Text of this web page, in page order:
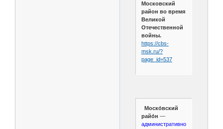
Московский
район во время
Великой
Отечественной
войны.
https://cbs-
msk.ru/?
page_id=537
Моско́вский
райо́н —
административно-